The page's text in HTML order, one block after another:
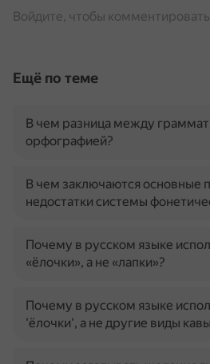
Войдите, чтобы комментировать
Ещё по теме
В чем разница между
орфографией?
В чем заключаются основные
недостатки системы
Почему в русском языке
«ёлочки», а не «лапки»?
Почему в русском языке
'ёлочки', а не другие виды